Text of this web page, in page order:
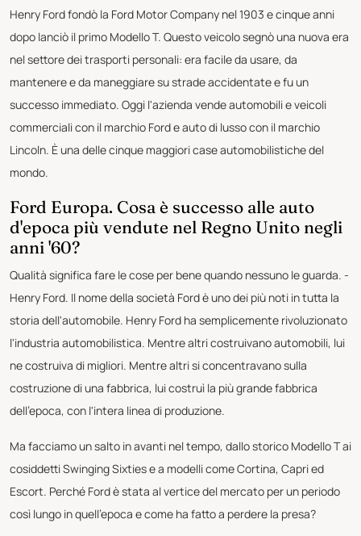
Henry Ford fondò la Ford Motor Company nel 1903 e cinque anni
dopo lanciò il primo Modello T. Questo veicolo segnò una nuova era
nel settore dei trasporti personali: era facile da usare, da
mantenere e da maneggiare su strade accidentate e fu un
successo immediato. Oggi l'azienda vende automobili e veicoli
commerciali con il marchio Ford e auto di lusso con il marchio
Lincoln. È una delle cinque maggiori case automobilistiche del
mondo.
Ford Europa. Cosa è successo alle auto
d'epoca più vendute nel Regno Unito negli
anni '60?
Qualità significa fare le cose per bene quando nessuno le guarda. -
Henry Ford. Il nome della società Ford è uno dei più noti in tutta la
storia dell'automobile. Henry Ford ha semplicemente rivoluzionato
l'industria automobilistica. Mentre altri costruivano automobili, lui
ne costruiva di migliori. Mentre altri si concentravano sulla
costruzione di una fabbrica, lui costruì la più grande fabbrica
dell'epoca, con l'intera linea di produzione.
Ma facciamo un salto in avanti nel tempo, dallo storico Modello T ai
cosiddetti Swinging Sixties e a modelli come Cortina, Capri ed
Escort. Perché Ford è stata al vertice del mercato per un periodo
così lungo in quell'epoca e come ha fatto a perdere la presa?